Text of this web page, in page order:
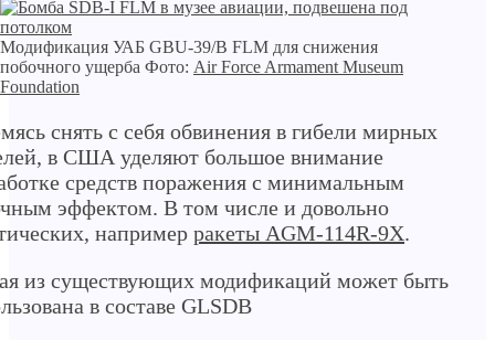
Модификация УАБ GBU-39/B FLM для снижения
побочного ущерба Фото: Air Force Armament Museum
Foundation
снять с себя обвинения в гибели мирных
в США уделяют большое внимание
средств поражения с минимальным
эффектом. В том числе и довольно
например ракеты AGM-114R-9X.
из существующих модификаций может быть
в составе GLSDB